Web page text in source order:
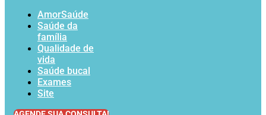
AmorSaúde
Saúde da
família
Qualidade de
vida
Saúde bucal
Exames
Site